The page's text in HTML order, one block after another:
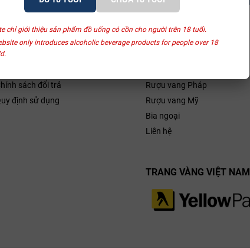
chỉ giới thiệu sản phẩm đồ uống có cồn cho người trên 18 tuổi.
only introduces alcoholic beverage products for people over 18
SÁCH
sách bảo mật
sách đổi trả
định sử dụng
HỖ TRỢ
Rượu vang Pháp
Rượu vang Mỹ
Bia ngoại
Liên hệ
TRANG VÀNG VIỆT NAM